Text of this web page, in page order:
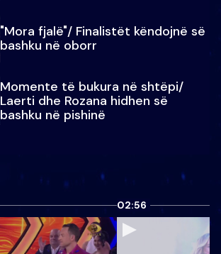
"Mora fjalë"/ Finalistët këndojnë së
bashku në oborr
Momente të bukura në shtëpi/
Laerti dhe Rozana hidhen së
bashku në pishinë
02:56